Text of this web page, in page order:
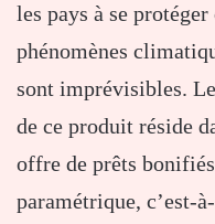
les pays à se
phénomènes
sont imprévisibles.
de ce produit réside
offre de prêts
paramétrique, c’est-